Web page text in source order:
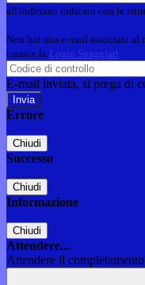
all'indirizzo indicato con le
Non hai una e-mail associata al
tramite la Login Spaggiari
E-mail inviata, si prega di
Errore
Chiudi
Successo
Chiudi
Informazione
Chiudi
Attendere...
Attendere il